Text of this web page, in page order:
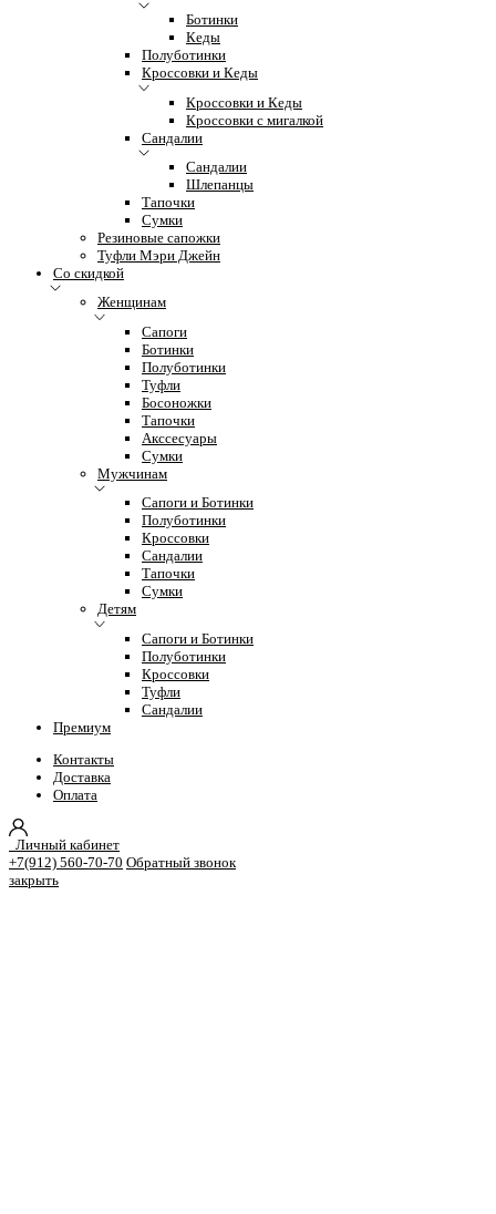
Ботинки
Кеды
Полуботинки
Кроссовки и Кеды
Кроссовки и Кеды
Кроссовки с мигалкой
Сандалии
Сандалии
Шлепанцы
Тапочки
Сумки
Резиновые сапожки
Туфли Мэри Джейн
Со скидкой
Женщинам
Сапоги
Ботинки
Полуботинки
Туфли
Босоножки
Тапочки
Акссесуары
Сумки
Мужчинам
Сапоги и Ботинки
Полуботинки
Кроссовки
Сандалии
Тапочки
Сумки
Детям
Сапоги и Ботинки
Полуботинки
Кроссовки
Туфли
Сандалии
Премиум
Контакты
Доставка
Оплата
Личный кабинет
+7(912) 560-70-70 Обратный звонок
закрыть